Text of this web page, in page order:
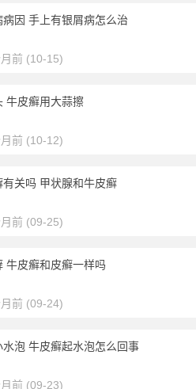
因 手上有银屑病怎么治
前 (10-15)
牛皮癣用大蒜擦
前 (10-12)
有关吗 甲状腺和牛皮癣
前 (09-25)
牛皮癣和皮癣一样吗
前 (09-24)
泡 牛皮癣起水泡怎么回事
前 (09-23)